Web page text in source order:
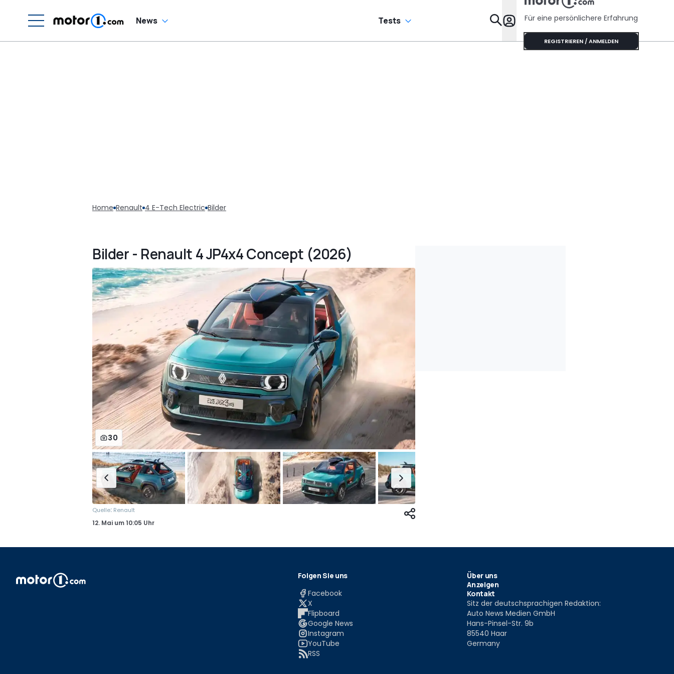
News Tests Specials
Für eine persönlichere Erfahrung
REGISTRIEREN / ANMELDEN
Home Renault 4 E-Tech Electric Bilder
Bilder - Renault 4 JP4x4 Concept (2026)
30
Quelle: Renault
12. Mai um10:05 Uhr
Folgen Sie uns
Facebook
X
Flipboard
Google News
Instagram
YouTube
RSS
Über uns
Anzeigen
Kontakt
Sitz der deutschsprachigen Redaktion:
Auto News Medien GmbH
Hans-Pinsel-Str. 9b
85540 Haar
Germany